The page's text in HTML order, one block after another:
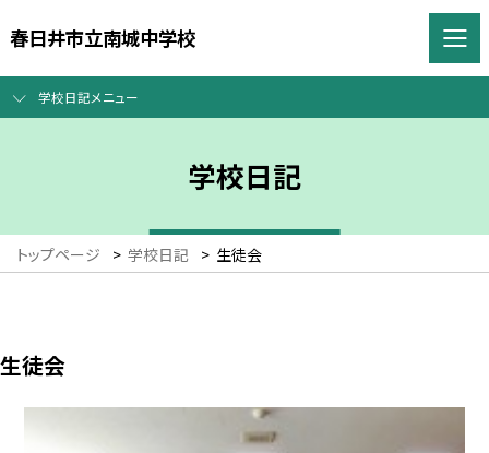
春日井市立南城中学校
学校日記メニュー
学校日記
トップページ > 学校日記 > 生徒会
生徒会